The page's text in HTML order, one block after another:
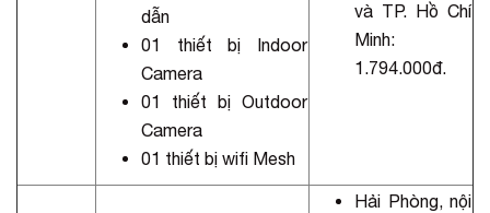
dẫn
01 thiết bị Indoor
Camera
01 thiết bị Outdoor
Camera
01 thiết bị wifi Mesh
và TP. Hồ Chí
Minh:
1.794.000đ.
Hải Phòng, nội